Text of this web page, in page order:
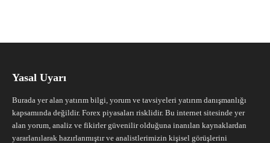
Yasal Uyarı
Burada yer alan yatırım bilgi, yorum ve tavsiyeleri yatırım danışmanlığı
kapsamında değildir. Forex piyasaları risklidir. Bu internet sitesinde yer
alan yorum, analiz ve fikirler güvenilir olduğuna inanılan kaynaklardan
yararlanılarak hazırlanmıştır ve analistlerimizin kişisel görüşlerini